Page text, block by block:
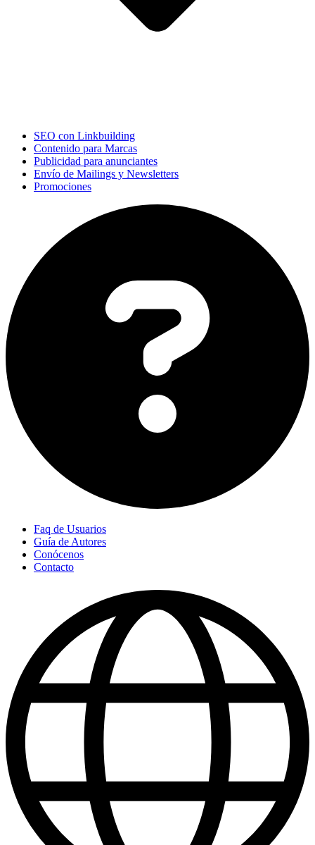
SEO con Linkbuilding
Contenido para Marcas
Publicidad para anunciantes
Envío de Mailings y Newsletters
Promociones
Faq de Usuarios
Guía de Autores
Conócenos
Contacto